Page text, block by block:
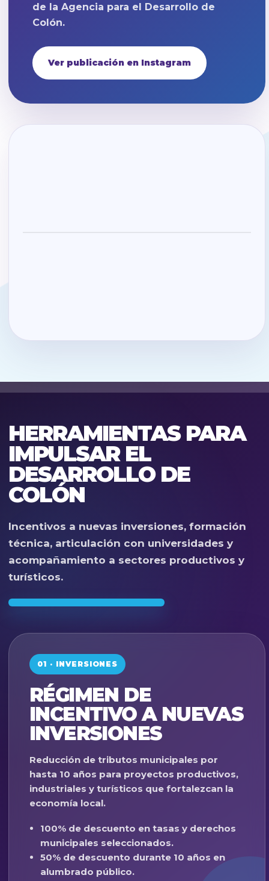
de la Agencia para el Desarrollo de
Colón.
Ver publicación en Instagram
HERRAMIENTAS PARA
IMPULSAR EL
DESARROLLO DE
COLÓN
Incentivos a nuevas inversiones, formación
técnica, articulación con universidades y
acompañamiento a sectores productivos y
turísticos.
01 · INVERSIONES
RÉGIMEN DE
INCENTIVO A NUEVAS
INVERSIONES
Reducción de tributos municipales por
hasta 10 años para proyectos productivos,
industriales y turísticos que fortalezcan la
economía local.
100% de descuento en tasas y derechos
municipales seleccionados.
50% de descuento durante 10 años en
alumbrado público.